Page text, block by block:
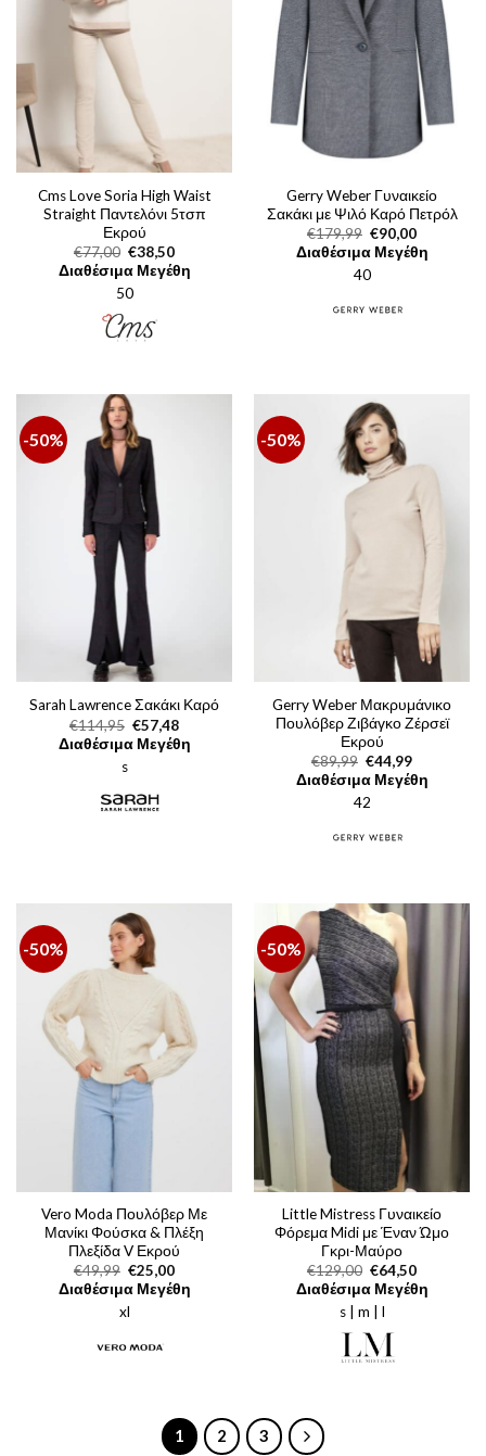
Cms Love Soria High Waist
Straight Παντελόνι 5τσπ
Εκρού
€77,00 Original
price
was:
€77,00.
€38,50Η
τρέχουσα
τιμή
Διαθέσιμα Μεγέθη
50
Gerry Weber Γυναικείο
Σακάκι με Ψιλό Καρό Πετρόλ
€179,99 Original
price
was:
€179,99.
€90,00Η
τρέχουσα
τιμή
Διαθέσιμα Μεγέθη
40
-50%
Sarah Lawrence Σακάκι Καρό
€114,95 Original
price
was:
€57,48Η
τρέχουσα
τιμή
Διαθέσιμα Μεγέθη
s
-50%
Gerry Weber Μακρυμάνικο
Πουλόβερ Ζιβάγκο Ζέρσεϊ
Εκρού
€89,99 Original
price
was:
€89,99.
€44,99Η
τρέχουσα
τιμή
Διαθέσιμα Μεγέθη
42
-50%
Vero Moda Πουλόβερ Με
Μανίκι Φούσκα & Πλέξη
Πλεξίδα V Εκρού
€49,99 Original
price
was:
€49,99.
€25,00Η
τρέχουσα
τιμή
Διαθέσιμα Μεγέθη
xl
-50%
Little Mistress Γυναικείο
Φόρεμα Midi με Έναν Ώμο
Γκρι-Μαύρο
€129,00 Original
price
was:
€129,00.
€64,50Η
τρέχουσα
τιμή
Διαθέσιμα Μεγέθη
s | m | l
1 2 3